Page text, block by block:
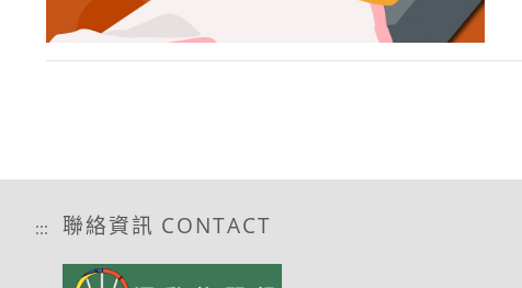
::: 聯絡資訊 CONTACT